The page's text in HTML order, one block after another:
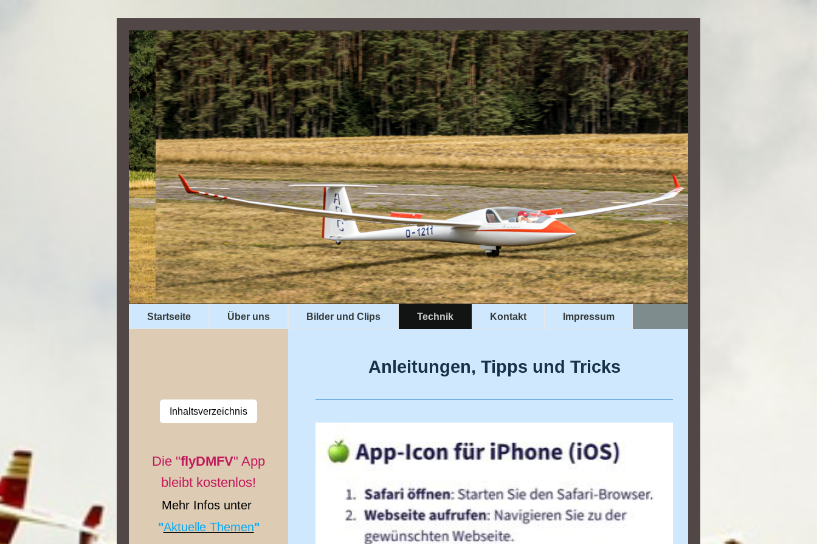
Startseite Über uns Bilder und Clips Technik Kontakt Impressum
Anleitungen, Tipps und Tricks
Inhaltsverzeichnis
Die "flyDMFV" App
bleibt kostenlos!
Mehr Infos unter
"Aktuelle Themen"